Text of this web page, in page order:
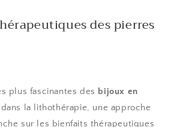
des pierres
plus fascinantes des bijoux en
la lithothérapie, une approche
sur les bienfaits thérapeutiques